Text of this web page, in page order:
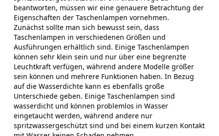
beantworten, müssen wir eine genauere Betrachtung der
Eigenschaften der Taschenlampen vornehmen.
Zunächst sollte man sich bewusst sein, dass
Taschenlampen in verschiedenen Größen und
Ausführungen erhältlich sind. Einige Taschenlampen
können sehr klein sein und nur über eine begrenzte
Leuchtkraft verfügen, während andere Modelle größer
sein können und mehrere Funktionen haben. In Bezug
auf die Wasserdichte kann es ebenfalls große
Unterschiede geben. Einige Taschenlampen sind
wasserdicht und können problemlos in Wasser
eingetaucht werden, während andere nur
spritzwassergeschützt sind und bei einem kurzen Kontakt